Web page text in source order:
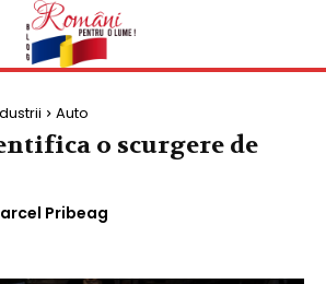
Auto
o scurgere de
Pribeag